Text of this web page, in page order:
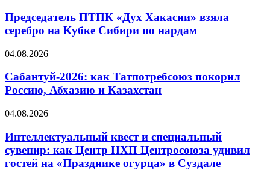
Председатель ПТПК «Дух Хакасии» взяла
серебро на Кубке Сибири по нардам
04.08.2026
Сабантуй-2026: как Татпотребсоюз покорил
Россию, Абхазию и Казахстан
04.08.2026
Интеллектуальный квест и специальный
сувенир: как Центр НХП Центросоюза удивил
гостей на «Празднике огурца» в Суздале